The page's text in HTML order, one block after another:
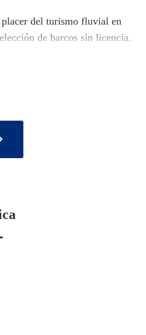
del turismo fluvial en
de barcos sin licencia.
como
Sus itinerarios y paisajes